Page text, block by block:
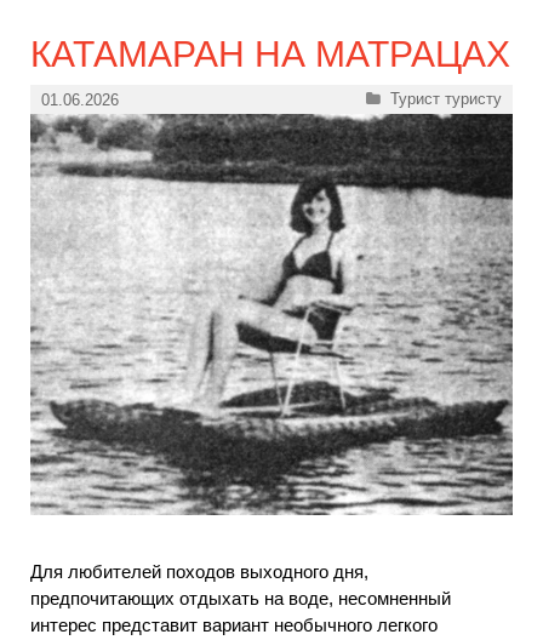
КАТАМАРАН НА МАТРАЦАХ
01.06.2026 Рубрики
Турист туристу
Для любителей походов выходного дня,
предпочитающих отдыхать на воде, несомненный
интерес представит вариант необычного легкого